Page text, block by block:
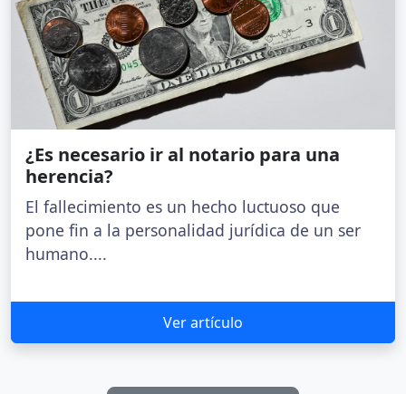
¿Es necesario ir al notario para una
herencia?
El fallecimiento es un hecho luctuoso que
pone fin a la personalidad jurídica de un ser
humano....
Ver artículo